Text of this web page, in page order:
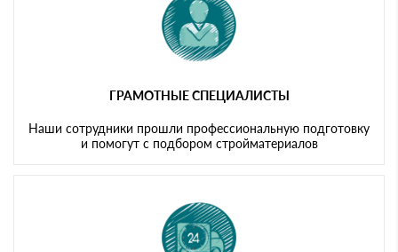
ГРАМОТНЫЕ СПЕЦИАЛИСТЫ
Наши сотрудники прошли профессиональную подготовку
и помогут с подбором стройматериалов